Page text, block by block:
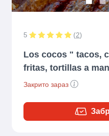
5 (2)
Los cocos " tacos,
fritas, tortillas a
Закрито зараз